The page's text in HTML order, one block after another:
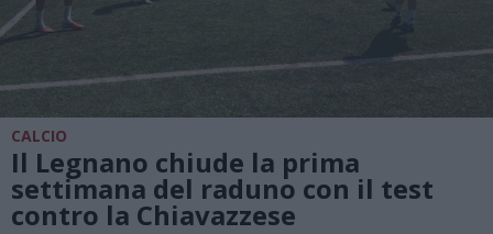
CALCIO
Il Legnano chiude la prima
settimana del raduno con il test
contro la Chiavazzese